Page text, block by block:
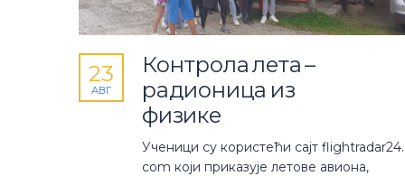
Контрола лета –
радионица из
физике
23
АВГ
Ученици су користећи сајт flightradar24.
com који приказује летове авиона,